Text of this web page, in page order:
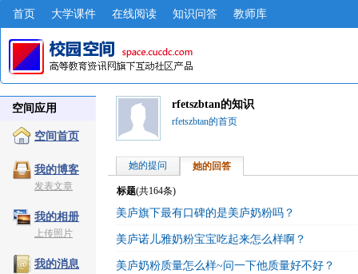
首页 大学课件 在线阅读 知识问答 教师库
空间应用
空间首页
我的博客
发表文章
我的相册
上传照片
我的消息
rfetszbtan的知识
rfetszbtan的首页
她的提问 她的回答
标题(共164条)
美庐旗下最有口碑的是美庐奶粉吗？
美庐诺儿雅奶粉宝宝吃起来怎么样啊？
美庐奶粉质量怎么样~问一下他质量好不好？